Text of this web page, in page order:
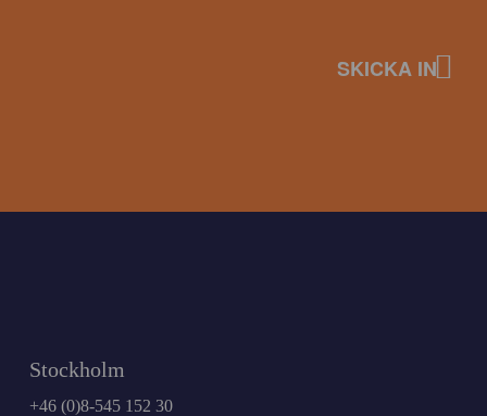
Stockholm
+46 (0)8-545 152 30